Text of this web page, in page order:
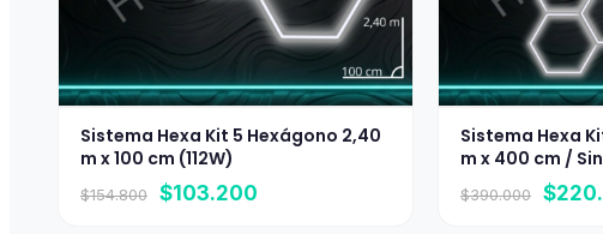
Sistema Hexa Kit 5 Hexágono 2,40
m x 100 cm (112W)
$154.800
El
$103.200
Sistema Hexa
m x 400 cm /
$390.000
El
$